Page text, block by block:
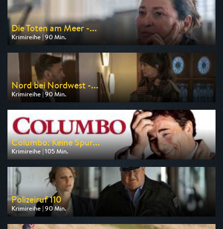
Die Toten am Meer -...
Krimireihe | 90 Min.
Ausgestrahlt von ARD
am 08.08.2026, 20:15
Nord bei Nordwest -...
Krimireihe | 90 Min.
Ausgestrahlt von ARD
am 06.08.2026, 20:15
Columbo: Keine Spur...
Krimireihe | 105 Min.
Ausgestrahlt von RTLup
am 08.08.2026, 18:30
Polizeiruf 110
Krimireihe | 90 Min.
Ausgestrahlt von rbb
am 06.08.2026, 20:15